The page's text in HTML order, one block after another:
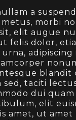
a
morbi
elit augue
felis dolor,
blandit
taciti
dui quam
elit
amet, ut amet